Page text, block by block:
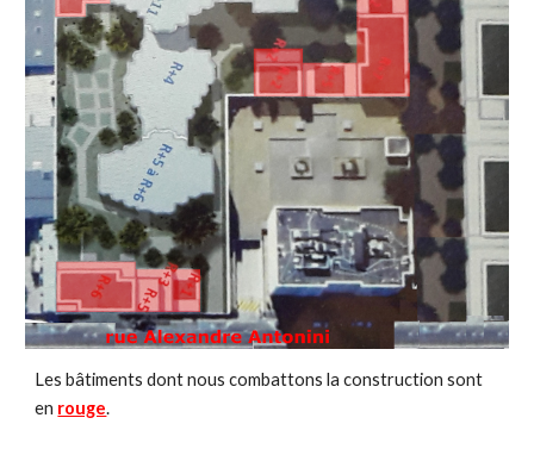
Les bâtiments dont nous combattons la construction sont
en rouge.